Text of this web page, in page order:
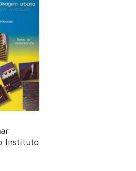
Instituto